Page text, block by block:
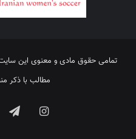
تمامی حقوق مادی و معنوی این سایت
مطالب با ذکر
اینستاگرام